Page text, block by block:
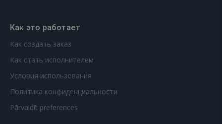
Как это работает
Как создать заказ
Как стать исполнителем
Условия использования
Политика конфиденциальности
Pārvaldīt preferences